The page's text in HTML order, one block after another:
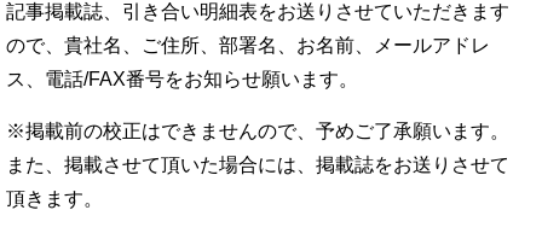
記事掲載誌、引き合い明細表をお送りさせていただきます
ので、貴社名、ご住所、部署名、お名前、メールアドレ
ス、電話/FAX番号をお知らせ願います。
※掲載前の校正はできませんので、予めご了承願います。
また、掲載させて頂いた場合には、掲載誌をお送りさせて
頂きます。